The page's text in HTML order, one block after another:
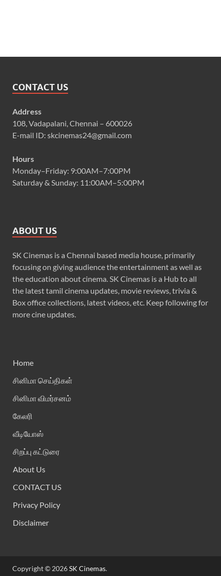
CONTACT US
Address
108, Vadapalani, Chennai – 600026
E-mail ID: skcinemas24@gmail.com
Hours
Monday–Friday: 9:00AM–7:00PM
Saturday & Sunday: 11:00AM–5:00PM
ABOUT US
SK Cinemas is a Chennai based media house, primarily
focusing on giving audience the entertainment as well as
the education about cinema. SK Cinemas is a Hub to all
the latest tamil cinema updates, movie reviews, trivia &
Box office collections, latest videos, etc. Keep following for
more cine updates.
Home
சினிமா செய்திகள்
சினிமா விமர்சனம்
கேலரி
வீடியோஸ்
சிறப்பு கட்டுரை
About Us
CONTACT US
Privacy Policy
Disclaimer
Copyright © 2026SK Cinemas.